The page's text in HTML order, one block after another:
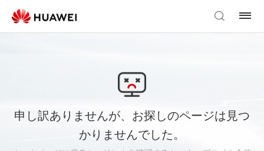
申し訳ありませんが、お探しのページは見つ
かりませんでした。